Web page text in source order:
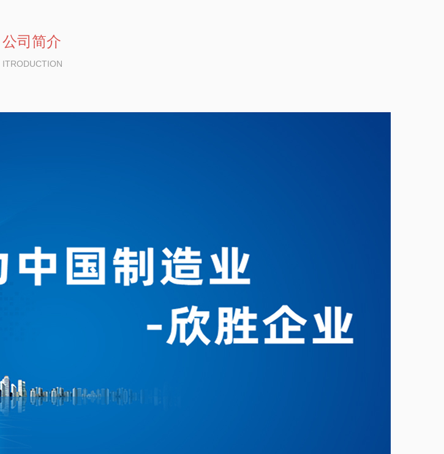
公司简介
ITRODUCTION